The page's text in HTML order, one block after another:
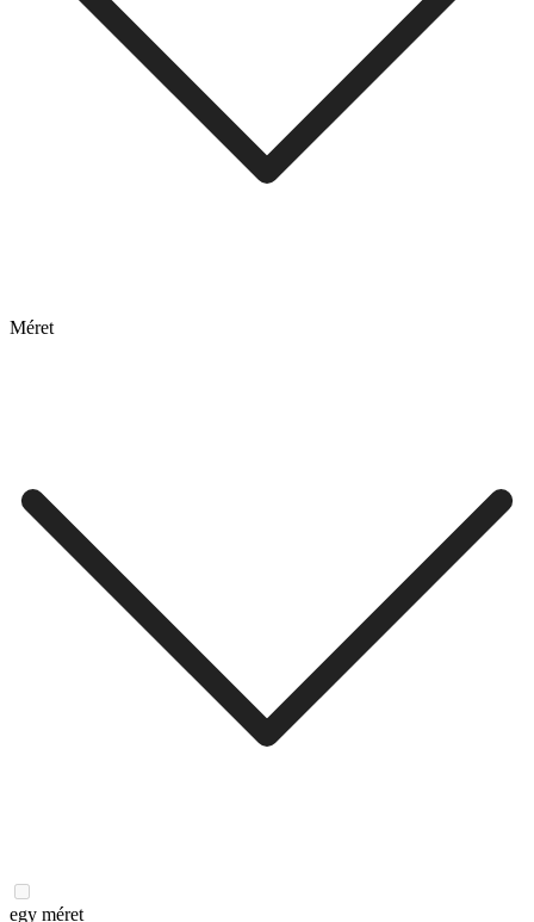
Méret
egy méret